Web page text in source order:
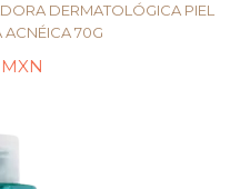
DERMATOLÓGICA PIEL
ACNÉICA 70G
MXN